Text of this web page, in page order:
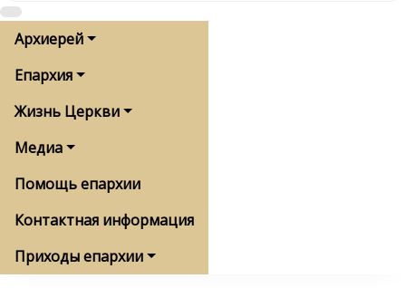
Архиерей
Епархия
Жизнь Церкви
Медиа
Помощь епархии
Контактная информация
Приходы епархии